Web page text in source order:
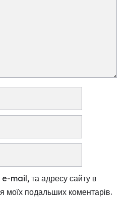
mail, та адресу сайту в
моїх подальших коментарів.